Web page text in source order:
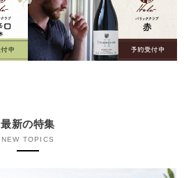
最新の特集
NEW TOPICS